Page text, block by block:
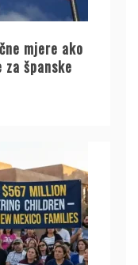
mjere ako
španske